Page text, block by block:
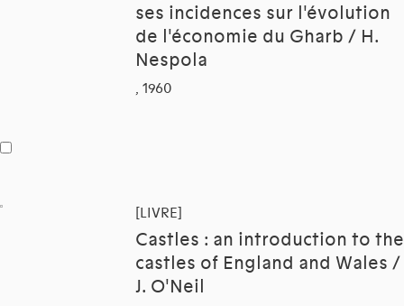
ses incidences sur l'évolution
de l'économie du Gharb / H.
Nespola
, 1960
[LIVRE]
Castles : an introduction to the
castles of England and Wales /
J. O'Neil